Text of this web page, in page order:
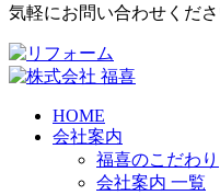
気軽にお問い合わせくださ
HOME
会社案内
福喜のこだわり
会社案内 一覧